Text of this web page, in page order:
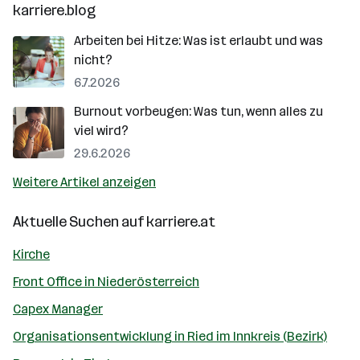
karriere.blog
Arbeiten bei Hitze: Was ist erlaubt und was
nicht?
6.7.2026
Burnout vorbeugen: Was tun, wenn alles zu
viel wird?
29.6.2026
Weitere Artikel anzeigen
Aktuelle Suchen aufkarriere.at
Kirche
Front Office in Niederösterreich
Capex Manager
Organisationsentwicklung in Ried im Innkreis (Bezirk)